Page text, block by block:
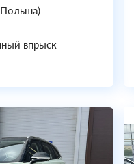
впрыск